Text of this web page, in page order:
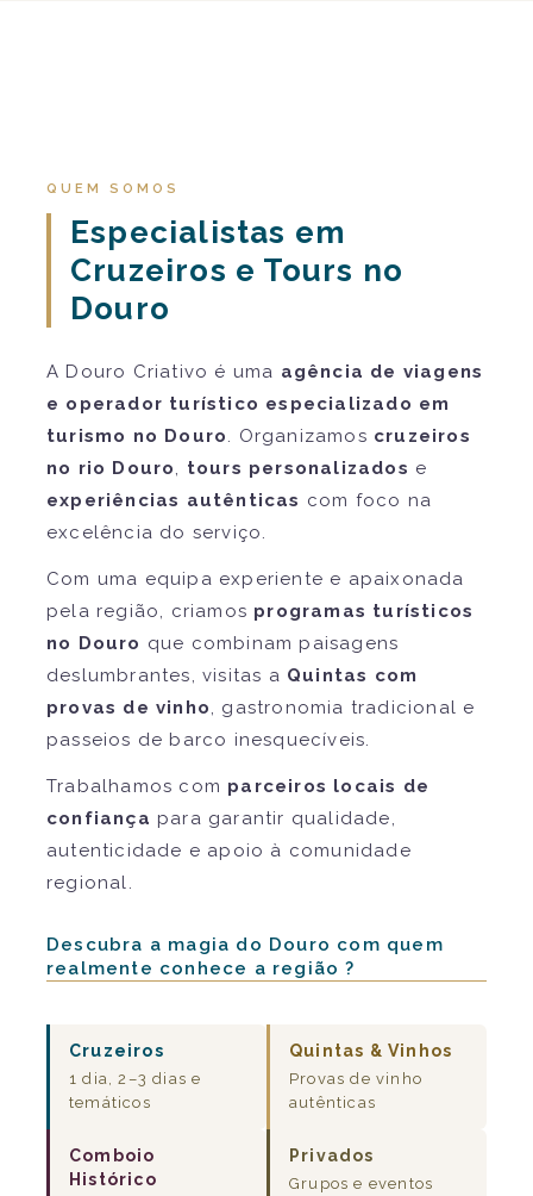
QUEM SOMOS
Especialistas em
Cruzeiros e Tours no
Douro
A Douro Criativo é uma agência de viagens
e operador turístico especializado em
turismo no Douro. Organizamos cruzeiros
no rio Douro, tours personalizados e
experiências autênticas com foco na
excelência do serviço.
Com uma equipa experiente e apaixonada
pela região, criamos programas turísticos
no Douro que combinam paisagens
deslumbrantes, visitas a Quintas com
provas de vinho, gastronomia tradicional e
passeios de barco inesquecíveis.
Trabalhamos com parceiros locais de
confiança para garantir qualidade,
autenticidade e apoio à comunidade
regional.
Descubra a magia do Douro com quem
realmente conhece a região ?
Cruzeiros
1 dia, 2–3 dias e
temáticos
Quintas & Vinhos
Provas de vinho
autênticas
Comboio
Histórico
Privados
Grupos e eventos